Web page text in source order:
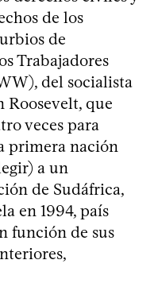
de los
de
Trabajadores
del socialista
Roosevelt, que
veces para
primera nación
a un
de Sudáfrica,
en 1994, país
función de sus